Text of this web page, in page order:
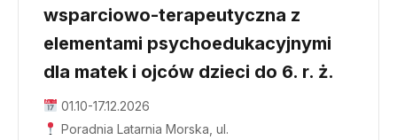
wsparciowo-terapeutyczna z
elementami psychoedukacyjnymi
dla matek i ojców dzieci do 6. r. ż.
01.10-17.12.2026
Poradnia Latarnia Morska, ul.